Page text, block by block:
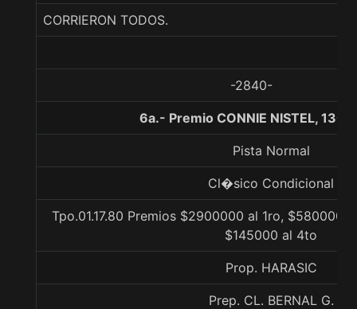
CORRIERON TODOS.
-2840-
6a.- Premio CONNIE NISTEL,
Pista Normal
Cl�sico Condicional
Tpo.01.17.80 Premios $2900000 al 1ro, $580000
$145000 al 4to
Prop. HARASIC
Prep. CL. BERNAL G.